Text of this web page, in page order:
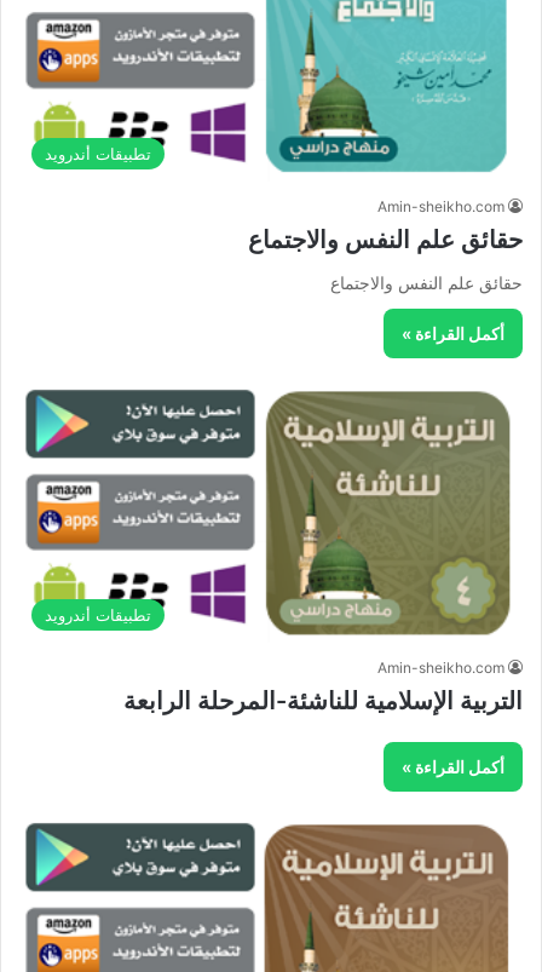
تطبيقات أندرويد
Amin-sheikho.com
حقائق علم النفس والاجتماع
حقائق علم النفس والاجتماع
أكمل القراءة »
تطبيقات أندرويد
Amin-sheikho.com
التربية الإسلامية للناشئة-المرحلة الرابعة
أكمل القراءة »